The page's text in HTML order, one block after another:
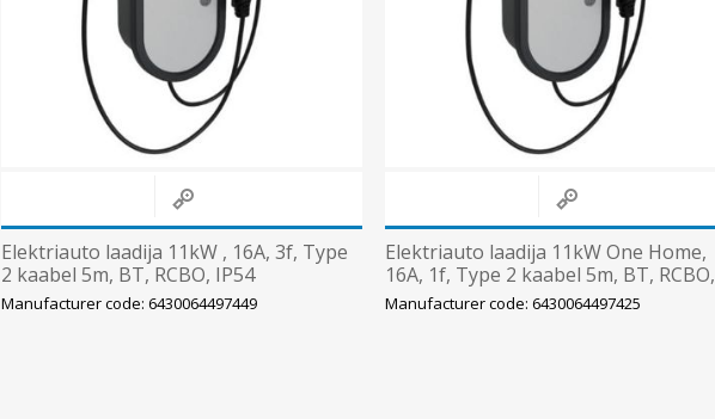
View All
INSTALLATSIOONITARVIKUD
Elektriauto laadija 11kW , 16A, 3f, Type
2 kaabel 5m, BT, RCBO, IP54
Legrand/ENSTO
Manufacturer code: 6430064497449
Elektriauto laadija 11kW One Home,
16A, 1f, Type 2 kaabel 5m, BT, RCBO,
IK10, IP54 Legrand/ENSTO
Manufacturer code: 6430064497425